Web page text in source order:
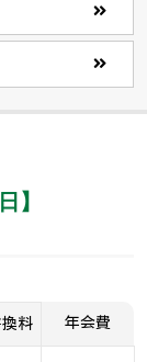
】
料 年会費